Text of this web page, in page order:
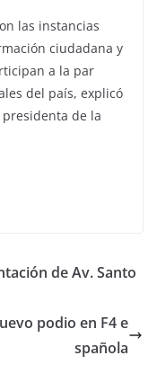
las instancias
ciudadana y
a la par
del país, explicó
presidenta de la
de Av. Santo
podio en F4 e
spañola